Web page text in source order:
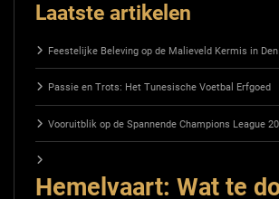
Laatste artikelen
Feestelijke Beleving op de Malieveld Kermis in
Passie en Trots: Het Tunesische Voetbal Erfgoed
Vooruitblik op de Spannende Champions League
Hemelvaart: Wat te